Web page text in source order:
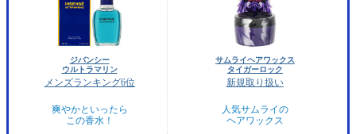
ジバンシー
ウルトラマリン
メンズランキング6位
爽やかといったら
この香水！
サムライヘアワックス
タイガーロック
新規取り扱い
人気サムライの
ヘアワックス